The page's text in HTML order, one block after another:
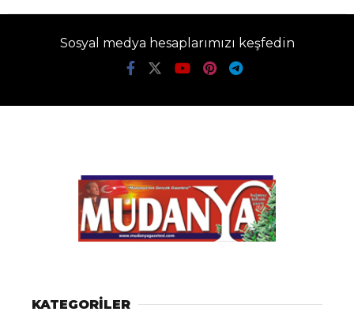
Sosyal medya hesaplarımızı keşfedin
KATEGORİLER